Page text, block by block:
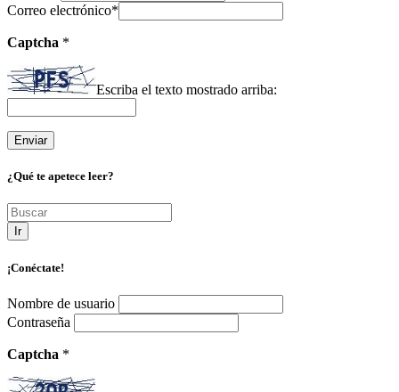
Correo electrónico*
Captcha *
Escriba el texto mostrado arriba:
¿Qué te apetece leer?
Ir
¡Conéctate!
Nombre de usuario
Contraseña
Captcha *